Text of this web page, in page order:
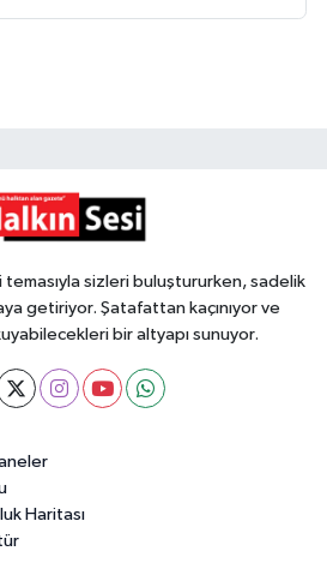
sizleri buluştururken, sadelik
getiriyor. Şatafattan kaçınıyor ve
bir altyapı sunuyor.
Haritası